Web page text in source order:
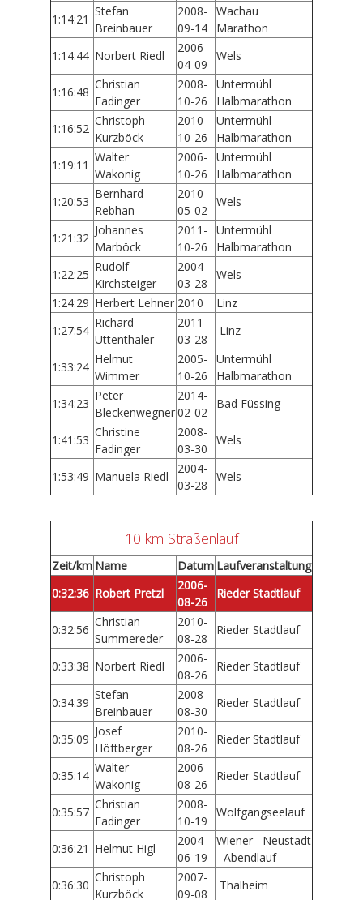
1:14:21
Stefan
Breinbauer
2008-
09-14
Wachau
Marathon
1:14:44 Norbert Riedl
2006-
04-09
Wels
1:16:48
Christian
Fadinger
2008-
10-26
Untermühl
Halbmarathon
1:16:52
Christoph
Kurzböck
2010-
10-26
Untermühl
Halbmarathon
1:19:11
Walter
Wakonig
2006-
10-26
Untermühl
Halbmarathon
1:20:53
Bernhard
Rebhan
2010-
05-02
Wels
1:21:32
Johannes
Marböck
2011-
10-26
Untermühl
Halbmarathon
1:22:25
Rudolf
Kirchsteiger
2004-
03-28
Wels
1:24:29 Herbert Lehner 2010
Linz
1:27:54
Richard
Uttenthaler
2011-
03-28
Linz
1:33:24
Helmut
Wimmer
2005-
10-26
Untermühl
Halbmarathon
1:34:23
Peter
Bleckenwegner
2014-
02-02
Bad Füssing
1:41:53
Christine
Fadinger
2008-
03-30
Wels
1:53:49 Manuela Riedl
2004-
03-28
Wels
10 km Straßenlauf
Zeit/km Name Datum Laufveranstaltung
0:32:36 Robert Pretzl
2006-
08-26
Rieder Stadtlauf
0:32:56
Christian
Summereder
2010-
08-28
Rieder Stadtlauf
0:33:38 Norbert Riedl
2006-
08-26
Rieder Stadtlauf
0:34:39
Stefan
Breinbauer
2008-
08-30
Rieder Stadtlauf
0:35:09
Josef
Höftberger
2010-
08-26
Rieder Stadtlauf
0:35:14
Walter
Wakonig
2006-
08-26
Rieder Stadtlauf
0:35:57
Christian
Fadinger
2008-
10-19
Wolfgangseelauf
0:36:21 Helmut Higl
2004-
06-19
Wiener Neustadt
- Abendlauf
0:36:30
Christoph
Kurzböck
2007-
09-08
Thalheim